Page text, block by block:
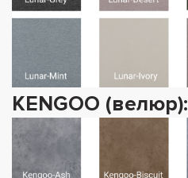
KENGOO (велюр):